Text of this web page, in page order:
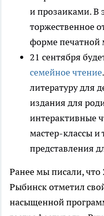
и прозаиками. В
торжественное
форме
21 сентября
семейное чтение
литературу для
издания для
интерактивные
мастер-классы и
представления
Ранее мы писали, что
Рыбинск отметил
насыщенной